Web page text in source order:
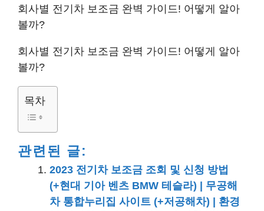
회사별 전기차 보조금 완벽 가이드! 어떻게 알아
볼까?
회사별 전기차 보조금 완벽 가이드! 어떻게 알아
볼까?
목차
관련된 글:
2023 전기차 보조금 조회 및 신청 방법
(+현대 기아 벤츠 BMW 테슬라) | 무공해
차 통합누리집 사이트 (+저공해차) | 환경